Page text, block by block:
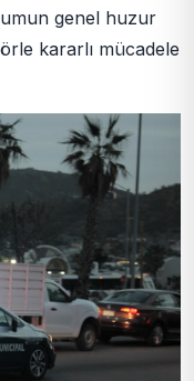
genel huzur
kararlı mücadele